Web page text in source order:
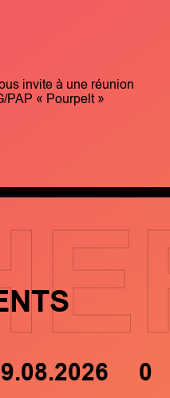
invite à une réunion
PAP « Pourpelt »